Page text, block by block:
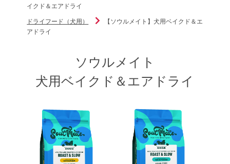
イクド＆エアドライ
ドライフード（犬用）
【ソウルメイト】犬用ベイクド＆エ
アドライ
ソウルメイト
犬用ベイクド＆エアドライ